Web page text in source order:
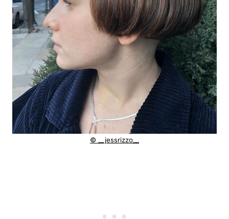
© __jessrizzo__